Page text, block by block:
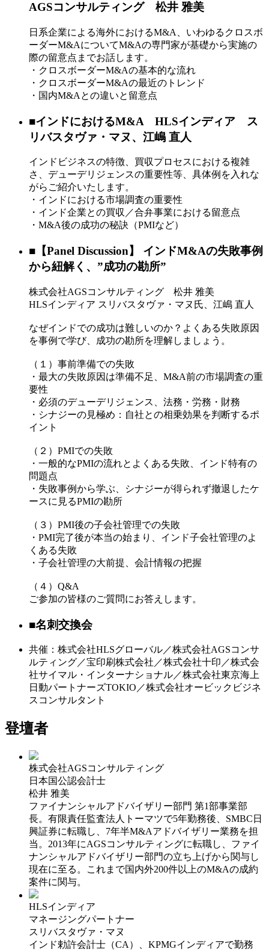
AGSコンサルティング 松井 雅美
日系企業による海外におけるM&A、いわゆるクロスボ
ーダーM&AについてM&Aの専門家が基礎から実施の
際の留意点までお話します。
・クロスボーダーM&Aの基本的な流れ
・クロスボーダーM&Aの最近のトレンド
・国内M&Aとの違いと留意点
■インドにおけるM&A HLSインディア ス
リバスタヴァ・マヌ、江嶋 直人
インドビジネスの特徴、買収プロセスにおける複雑
さ、デューデリジェンスの重要性等、具体例を入れな
がらご紹介いたします。
・インドにおける市場調査の重要性
・インド企業との買収／合弁事業における留意点
・M&A後の成功の秘訣（PMIなど）
■【Panel Discussion】 インドM&Aの失敗事例
から紐解く、”成功の勘所”
株式会社AGSコンサルティング 松井 雅美
HLSインディア スリバスタヴァ・マヌ氏、江嶋 直人
なぜインドでの成功は難しいのか？よくある失敗原因
を事例で学び、成功の勘所を理解しましょう。
（１）事前準備での失敗
・最大の失敗原因は準備不足、M&A前の市場調査の重
要性
・必須のデューデリジェンス、法務・労務・財務
・シナジーの見極め：自社との相乗効果を判断するポ
イント
（２）PMIでの失敗
・一般的なPMIの流れとよくある失敗、インド特有の
問題点
・失敗事例から学ぶ、シナジーが得られず撤退したケ
ースに見るPMIの勘所
（３）PMI後の子会社管理での失敗
・PMI完了後が本当の始まり、インド子会社管理のよ
くある失敗
・子会社管理の大前提、会計情報の把握
（４）Q&A
ご参加の皆様のご質問にお答えします。
■名刺交換会
共催：株式会社HLSグローバル／株式会社AGSコンサ
ルティング／宝印刷株式会社／株式会社十印／株式会
社サイマル・インターナショナル／株式会社東京海上
日動パートナーズTOKIO／株式会社オービックビジネ
スコンサルタント
登壇者
株式会社AGSコンサルティング
日本国公認会計士
松井 雅美
ファイナンシャルアドバイザリー部門 第1部事業部
長。有限責任監査法人トーマツで5年勤務後、SMBC日
興証券に転職し、7年半M&Aアドバイザリー業務を担
当。2013年にAGSコンサルティングに転職し、ファイ
ナンシャルアドバイザリー部門の立ち上げから関与し
現在に至る。これまで国内外200件以上のM&Aの成約
案件に関与。
HLSインディア
マネージングパートナー
スリバスタヴァ・マヌ
インド勅許会計士（CA）、KPMGインディアで勤務